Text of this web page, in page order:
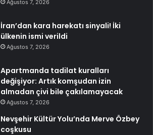
Ağustos 7, 2026
İran’dan kara harekatı sinyali! İki
ülkenin ismi verildi
Ağustos 7, 2026
Apartmanda tadilat kuralları
değişiyor: Artık komşudan izin
almadan çivi bile çakılamayacak
Ağustos 7, 2026
Nevşehir Kültür Yolu’nda Merve Özbey
coşkusu